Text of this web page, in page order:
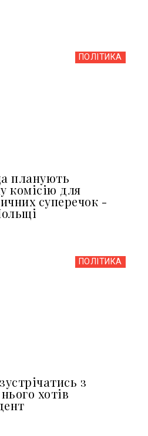
ПОЛІТИКА
планують
комісію для
суперечок -
ПОЛІТИКА
з
хотів